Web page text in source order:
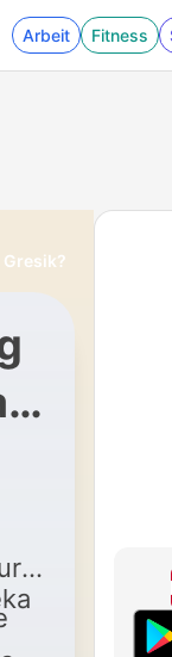
Arbeit Fitness
Gresik?